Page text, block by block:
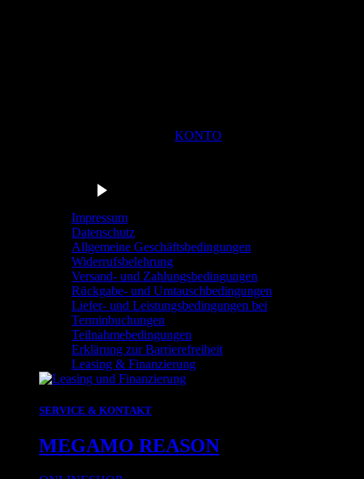
KONTO
Impressum
Datenschutz
Allgemeine Geschäftsbedingungen
Widerrufsbelehrung
Versand- und Zahlungsbedingungen
Rückgabe- und Umtauschbedingungen
Liefer- und Leistungsbedingungen bei
Terminbuchungen
Teilnahmebedingungen
Erklärung zur Barrierefreiheit
Leasing & Finanzierung
SERVICE & KONTAKT
MEGAMO REASON